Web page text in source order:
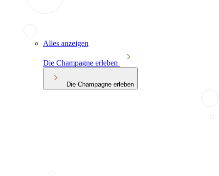
Alles anzeigen
Die Champagne erleben
Die Champagne erleben